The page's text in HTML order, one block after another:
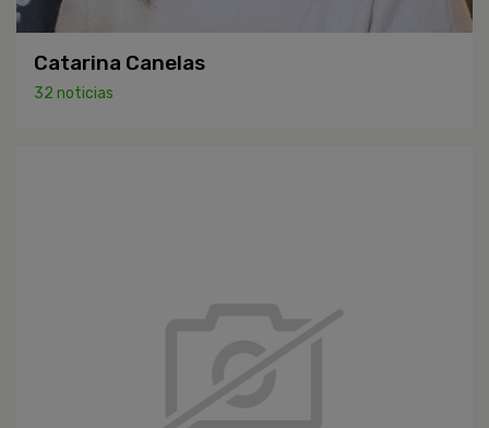
Catarina Canelas
32 noticias